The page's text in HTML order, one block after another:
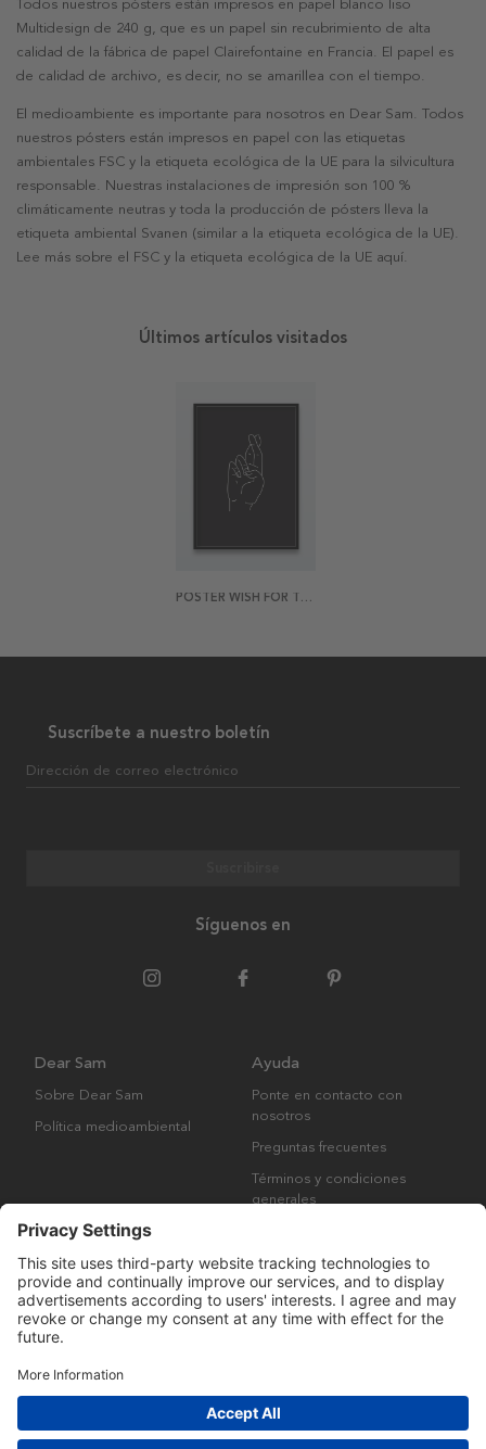
Todos nuestros pósters están impresos en papel blanco liso
Multidesign de 240 g, que es un papel sin recubrimiento de alta
calidad de la fábrica de papel Clairefontaine en Francia. El papel es
de calidad de archivo, es decir, no se amarillea con el tiempo.
El medioambiente es importante para nosotros en Dear Sam. Todos
nuestros pósters están impresos en papel con las etiquetas
ambientales FSC y la etiqueta ecológica de la UE para la silvicultura
responsable. Nuestras instalaciones de impresión son 100 %
climáticamente neutras y toda la producción de pósters lleva la
etiqueta ambiental Svanen (similar a la etiqueta ecológica de la UE).
Lee más sobre el FSC y la etiqueta ecológica de la UE aquí.
Últimos artículos visitados
POSTER WISH FOR THE BEST
Suscríbete a nuestro boletín
Dirección de correo electrónico
Síguenos en
Dear Sam
Sobre Dear Sam
Política medioambiental
Ayuda
Ponte en contacto con
nosotros
Preguntas frecuentes
Términos y condiciones
generales
Derechos de autor © Many Brands AB 2023. Todos los derechos